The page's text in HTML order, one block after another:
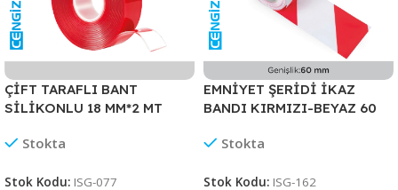
ÇİFT TARAFLI BANT
SİLİKONLU 18 MM*2 MT
Stokta
Stok Kodu: ISG-077
EMNİYET ŞERİDİ İKAZ
BANDI KIRMIZI-BEYAZ 60
Stokta
Stok Kodu: ISG-162